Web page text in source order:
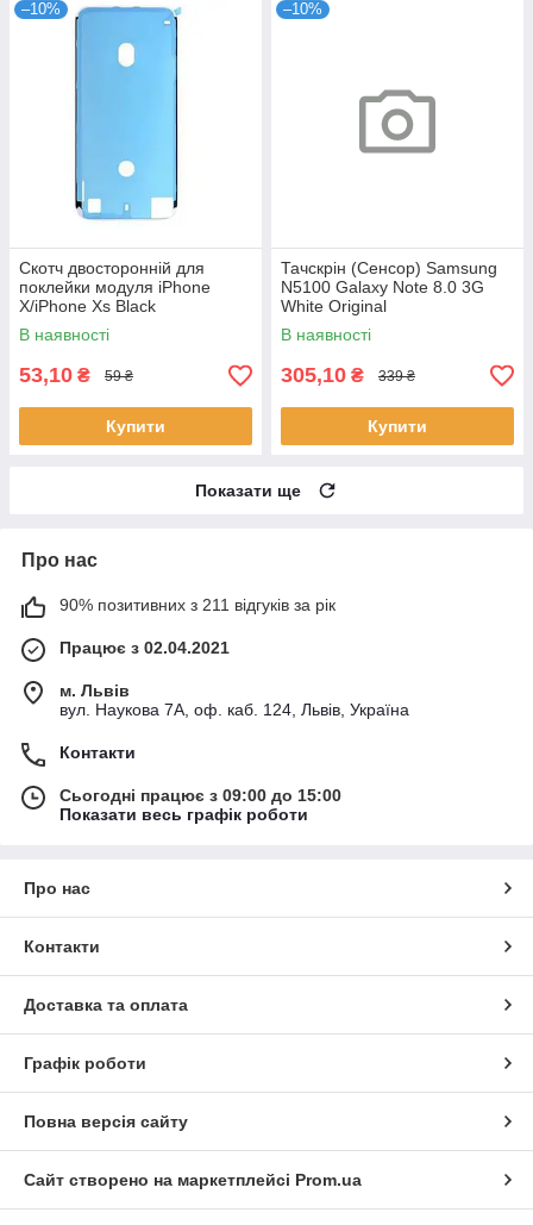
–10%
Скотч двосторонній для
поклейки модуля iPhone
X/iPhone Xs Black
В наявності
53,10 ₴ 59 ₴
Купити
–10%
Тачскрін (Сенсор) Samsung
N5100 Galaxy Note 8.0 3G
White Original
В наявності
305,10 ₴ 339 ₴
Купити
Показати ще
Про нас
90% позитивних з 211 відгуків за рік
Працює з 02.04.2021
м. Львів
вул. Наукова 7А, оф. каб. 124, Львів, Україна
Контакти
Сьогодні працює з 09:00 до 15:00
Показати весь графік роботи
Про нас
Контакти
Доставка та оплата
Графік роботи
Повна версія сайту
Сайт створено на маркетплейсі Prom.ua